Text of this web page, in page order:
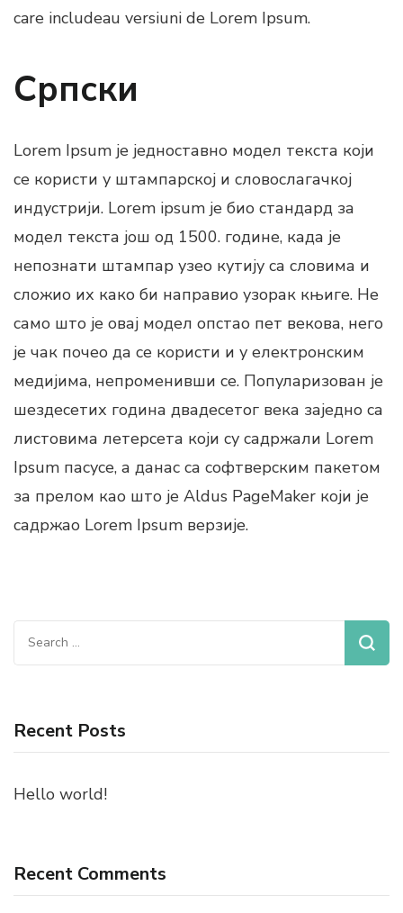
care includeau versiuni de Lorem Ipsum.
Српски
Lorem Ipsum је једноставно модел текста који
се користи у штампарској и словослагачкој
индустрији. Lorem ipsum је био стандард за
модел текста још од 1500. године, када је
непознати штампар узео кутију са словима и
сложио их како би направио узорак књиге. Не
само што је овај модел опстао пет векова, него
је чак почео да се користи и у електронским
медијима, непроменивши се. Популаризован је
шездесетих година двадесетог века заједно са
листовима летерсета који су садржали Lorem
Ipsum пасусе, а данас са софтверским пакетом
за прелом као што је Aldus PageMaker који је
садржао Lorem Ipsum верзије.
Search
for:
Recent Posts
Hello world!
Recent Comments